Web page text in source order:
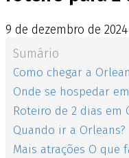
9 de dezembro de
Sumário
Como chegar a
Onde se hospedar
Roteiro de 2 dias em
Quando ir a Orleans?
Mais atrações O que